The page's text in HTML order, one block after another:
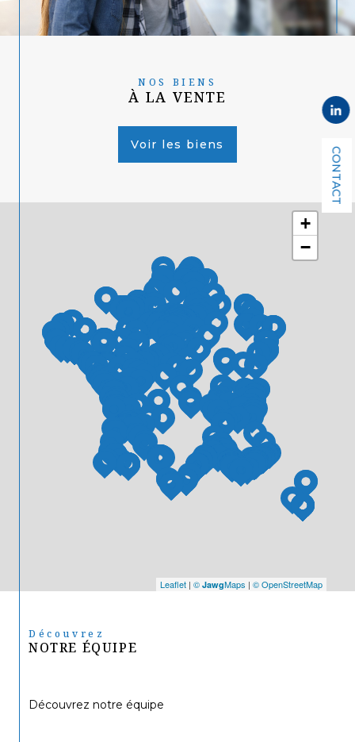
CONTACT
+
−
Leaflet | © JawgMaps | © OpenStreetMap
NOS BIENS
À LA VENTE
Voir les biens
Découvrez
NOTRE ÉQUIPE
Découvrez notre équipe